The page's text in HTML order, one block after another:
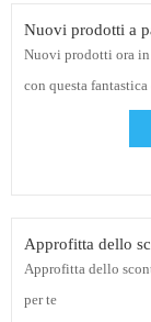
Nuovi prodotti a
Nuovi prodotti ora in
con questa
Approfitta dello
Approfitta dello
per te